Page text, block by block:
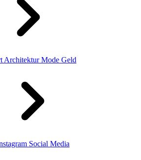
Architektur Mode Geld
Social Media